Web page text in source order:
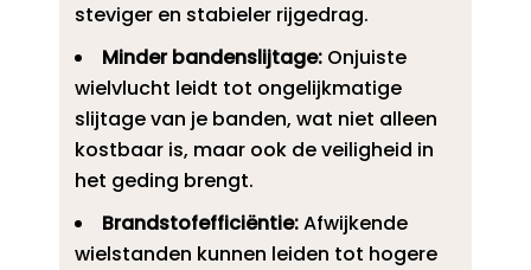
steviger en stabieler rijgedrag.​
Minder bandenslijtage:Onjuiste
wielvlucht leidt tot ongelijkmatige
slijtage van je banden, wat niet alleen
kostbaar is, maar ook de veiligheid in
het geding brengt.​
Brandstofefficiëntie:Afwijkende
wielstanden kunnen leiden tot hogere